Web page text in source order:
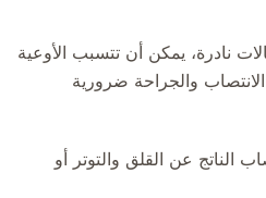
نادرة، يمكن أن تتسبب الأوعية
والجراحة ضرورية
الناتج عن القلق والتوتر أو